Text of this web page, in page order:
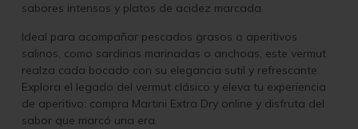
sabores intensos y platos de acidez marcada.
Ideal para acompañar pescados grasos o aperitivos
salinos, como sardinas marinadas o anchoas, este vermut
realza cada bocado con su elegancia sutil y refrescante.
Explora el legado del vermut clásico y eleva tu experiencia
de aperitivo: compra Martini Extra Dry online y disfruta del
sabor que marcó una era.